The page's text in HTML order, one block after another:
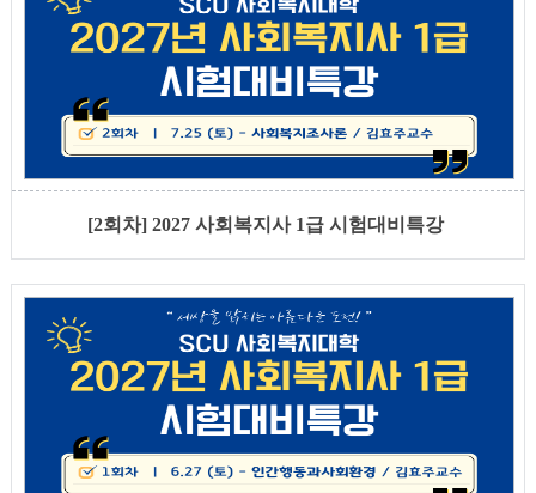
[2회차] 2027 사회복지사 1급 시험대비특강